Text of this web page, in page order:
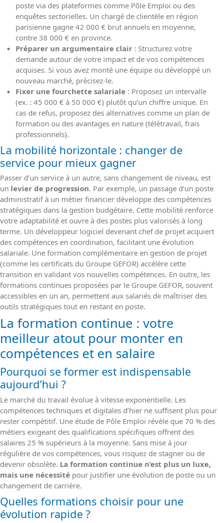
poste via des plateformes comme Pôle Emploi ou des
enquêtes sectorielles. Un chargé de clientèle en région
parisienne gagne 42 000 € brut annuels en moyenne,
contre 38 000 € en province.
Préparer un argumentaire clair : Structurez votre
demande autour de votre impact et de vos compétences
acquises. Si vous avez monté une équipe ou développé un
nouveau marché, précisez-le.
Fixer une fourchette salariale : Proposez un intervalle
(ex. : 45 000 € à 50 000 €) plutôt qu’un chiffre unique. En
cas de refus, proposez des alternatives comme un plan de
formation ou des avantages en nature (télétravail, frais
professionnels).
La mobilité horizontale : changer de
service pour mieux gagner
Passer d’un service à un autre, sans changement de niveau, est
un levier de progression. Par exemple, un passage d’un poste
administratif à un métier financier développe des compétences
stratégiques dans la gestion budgétaire. Cette mobilité renforce
votre adaptabilité et ouvre à des postes plus valorisés à long
terme. Un développeur logiciel devenant chef de projet acquiert
des compétences en coordination, facilitant une évolution
salariale. Une formation complémentaire en gestion de projet
(comme les certificats du Groupe GEFOR) accélère cette
transition en validant vos nouvelles compétences. En outre, les
formations continues proposées par le Groupe GEFOR, souvent
accessibles en un an, permettent aux salariés de maîtriser des
outils stratégiques tout en restant en poste.
La formation continue : votre
meilleur atout pour monter en
compétences et en salaire
Pourquoi se former est indispensable
aujourd’hui ?
Le marché du travail évolue à vitesse exponentielle. Les
compétences techniques et digitales d’hier ne suffisent plus pour
rester compétitif. Une étude de Pôle Emploi révèle que 70 % des
métiers exigeant des qualifications spécifiques offrent des
salaires 25 % supérieurs à la moyenne. Sans mise à jour
régulière de vos compétences, vous risquez de stagner ou de
devenir obsolète. La formation continue n’est plus un luxe,
mais une nécessité pour justifier une évolution de poste ou un
changement de carrière.
Quelles formations choisir pour une
évolution rapide ?